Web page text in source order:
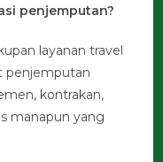
penjemputan?
layanan travel
penjemputan
kontrakan,
manapun yang